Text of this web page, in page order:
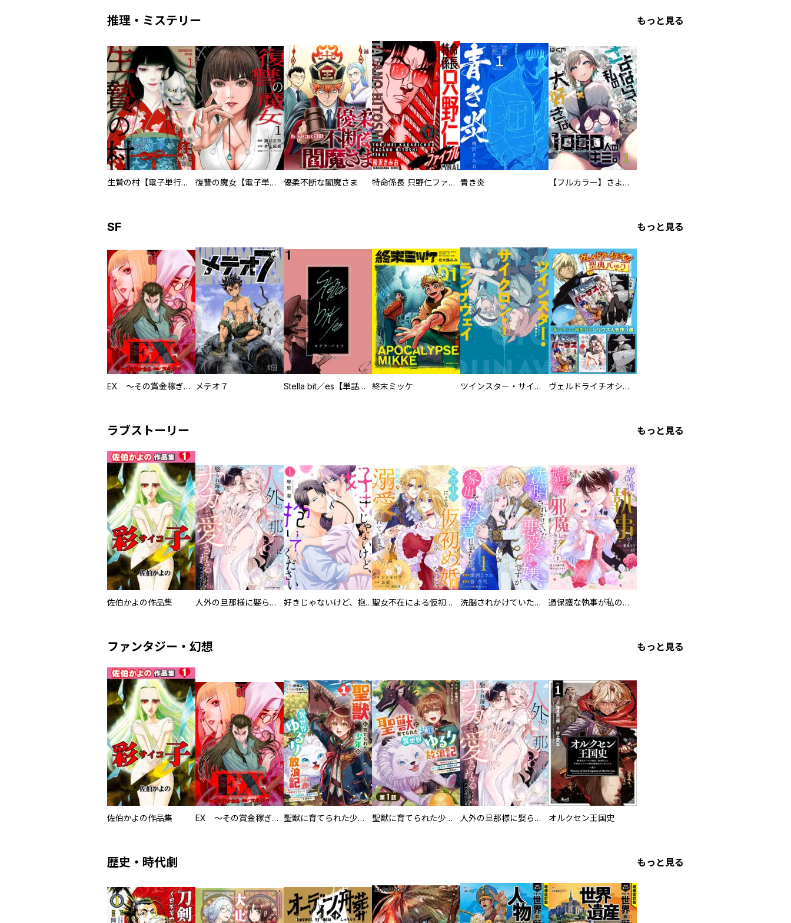
推理・ミステリー もっと見る
生贄の村【電子単行本版】 復讐の魔女【電子単行本版】 優柔不断な閻魔さま 特命係長 只野仁ファイナル 愛蔵版 青き炎 【フルカラー】さよなら、私の大好きな１０００人のキミ。
SF もっと見る
EX ～その賞金稼ぎは、世界の出口を探す～【単行本版】 メテオ７ Stella bit／es【単話版】 終末ミッケ ツインスター・サイクロン・ランナウェイ ヴェルドライチオシ聖典パック 『転スラ』ミニ画集付き シリウス人気作３選
ラブストーリー もっと見る
佐伯かよの作品集 人外の旦那様に娶られ毎晩ナカまで愛される…。アンソロジー 好きじゃないけど、抱いてください【電子単行本版／特典おまけ付き】 聖女不在による仮初め婚なのに、不器用な王太子に溺愛されています【電子単行本版／特典おまけ付き】 洗脳されかけていた悪役令嬢ですが家出を決意しました。【電子単行本版／特典おまけ付き】 過保護な執事が私の婚活を邪魔してきます！ 分冊版
ファンタジー・幻想 もっと見る
佐伯かよの作品集 EX ～その賞金稼ぎは、世界の出口を探す～【単行本版】 聖獣に育てられた少年の異世界ゆるり放浪記～神様からもらったチート魔法で、仲間たちとスローライフを満喫中～ 聖獣に育てられた少年の異世界ゆるり放浪記～神様からもらったチート魔法で、仲間たちとスローライフを満喫中～【分冊版】 人外の旦那様に娶られ毎晩ナカまで愛される…。アンソロジー オルクセン王国史
歴史・時代劇 もっと見る